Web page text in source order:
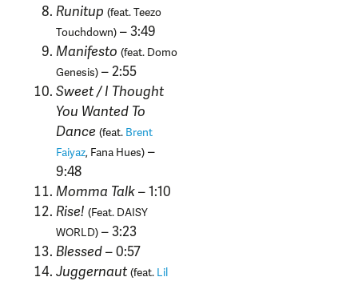
Runitup (feat. Teezo
Touchdown) – 3:49
Manifesto (feat. Domo
Genesis) – 2:55
Sweet / I Thought
You Wanted To
Dance (feat. Brent
Faiyaz, Fana Hues) –
9:48
Momma Talk– 1:10
Rise! (Feat. DAISY
WORLD) – 3:23
Blessed– 0:57
Juggernaut (feat. Lil